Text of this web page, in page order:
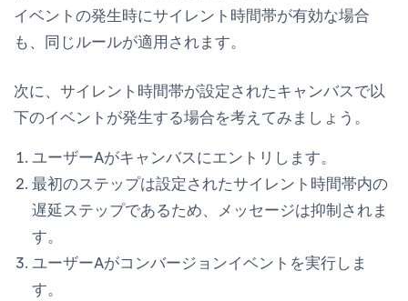
イベントの発生時にサイレント時間帯が有効な場合
も、同じルールが適用されます。
次に、サイレント時間帯が設定されたキャンバスで以
下のイベントが発生する場合を考えてみましょう。
ユーザーAがキャンバスにエントリします。
最初のステップは設定されたサイレント時間帯内の
遅延ステップであるため、メッセージは抑制されま
す。
ユーザーAがコンバージョンイベントを実行しま
す。